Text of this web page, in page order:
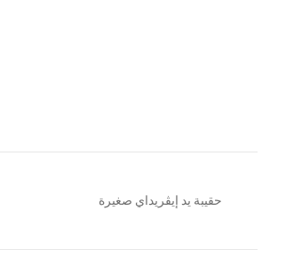
حقيبة يد إيڤريداي صغيرة